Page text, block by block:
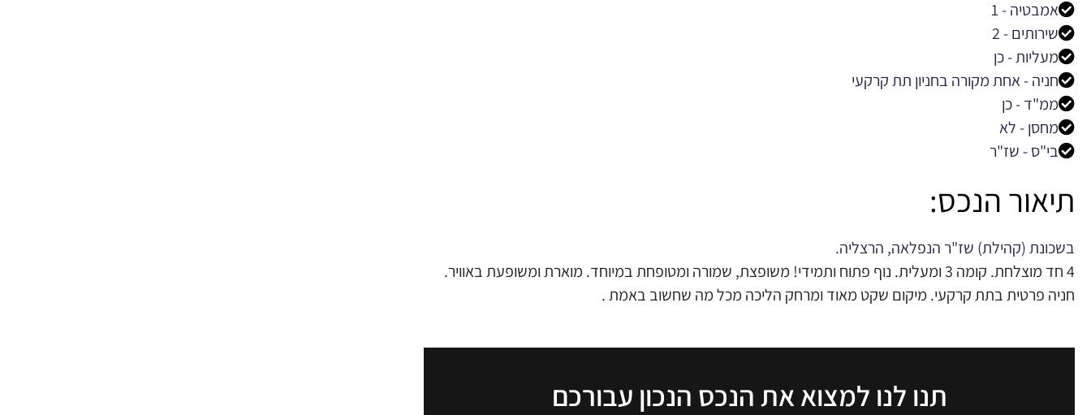
אמבטיה - 1
שירותים - 2
מעליות - כן
חניה - אחת מקורה בחניון תת קרקעי
ממ"ד - כן
מחסן - לא
בי"ס - שז"ר
תיאור הנכס:
בשכונת (קהילת) שז"ר הנפלאה, הרצליה.
4 חד מוצלחת. קומה 3 ומעלית. נוף פתוח ותמידי! משופצת, שמורה ומטופחת במיוחד. מוארת ומשופעת באוויר.
חניה פרטית בתת קרקעי. מיקום שקט מאוד ומרחק הליכה מכל מה שחשוב באמת .
תנו לנו למצוא את הנכס הנכון עבורכם